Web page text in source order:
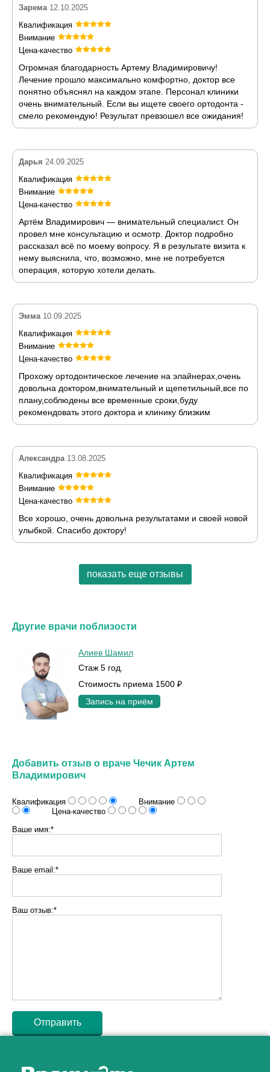
Зарема 12.10.2025
Квалификация
Внимание
Цена-качество
Огромная благодарность Артему Владимировичу!
Лечение прошло максимально комфортно, доктор все
понятно объяснял на каждом этапе. Персонал клиники
очень внимательный. Если вы ищете своего ортодонта -
смело рекомендую! Результат превзошел все ожидания!
Дарья 24.09.2025
Квалификация
Внимание
Цена-качество
Артём Владимирович — внимательный специалист. Он
провел мне консультацию и осмотр. Доктор подробно
рассказал всё по моему вопросу. Я в результате визита к
нему выяснила, что, возможно, мне не потребуется
операция, которую хотели делать.
Эмма 10.09.2025
Квалификация
Внимание
Цена-качество
Прохожу ортодонтическое лечение на элайнерах,очень
довольна доктором,внимательный и щепетильный,все по
плану,соблюдены все временные сроки,буду
рекомендовать этого доктора и клинику близким
Александра 13.08.2025
Квалификация
Внимание
Цена-качество
Все хорошо, очень довольна результатами и своей новой
улыбкой. Спасибо доктору!
показать еще отзывы
Другие врачи поблизости
Алиев Шамил
Стаж 5 год.
Стоимость приема 1500 ₽
Запись на приём
Добавить отзыв о враче Чечик Артем
Владимирович
Квалификация
Внимание
Цена-качество
Ваше имя:*
Ваше email:*
Ваш отзыв:*